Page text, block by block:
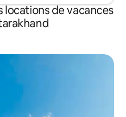
locations de vacances